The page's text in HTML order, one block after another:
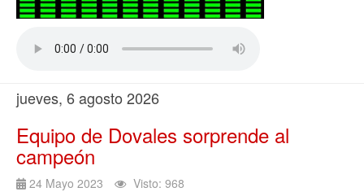
jueves, 6 agosto 2026
Equipo de Dovales sorprende al
campeón
24 Mayo 2023
Visto: 968